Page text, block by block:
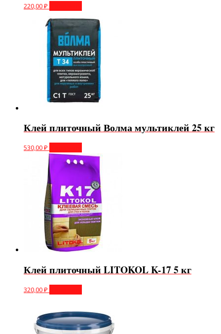
220,00₽
Клей плиточный Волма мультиклей 25 кг
530,00₽
Клей плиточный LITOKOL K-17 5 кг
320,00₽